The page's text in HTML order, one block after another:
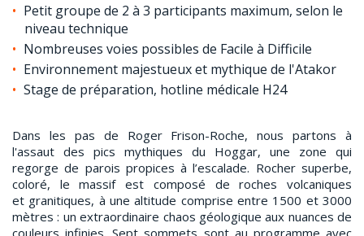
Petit groupe de 2 à 3 participants maximum, selon le
niveau technique
Nombreuses voies possibles de Facile à Difficile
Environnement majestueux et mythique de l'Atakor
Stage de préparation, hotline médicale H24
Dans les pas de Roger Frison-Roche, nous partons à
l'assaut des pics mythiques du Hoggar, une zone qui
regorge de parois propices à l’escalade. Rocher superbe,
coloré, le massif est composé de roches volcaniques
et granitiques, à une altitude comprise entre 1500 et 3000
mètres : un extraordinaire chaos géologique aux nuances de
couleurs infinies. Sept sommets sont au programme avec